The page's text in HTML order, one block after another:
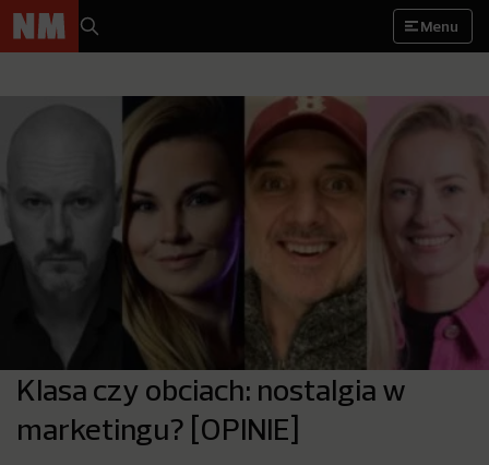
Menu
Klasa czy obciach: nostalgia w
marketingu? [OPINIE]